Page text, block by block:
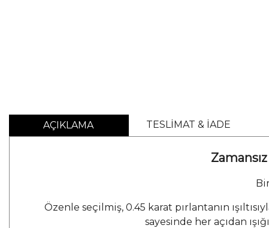
AÇIKLAMA TESLİMAT & İADE
Özenle seçilmiş, 0.45 karat pırlantanın
sayesinde her açıdan